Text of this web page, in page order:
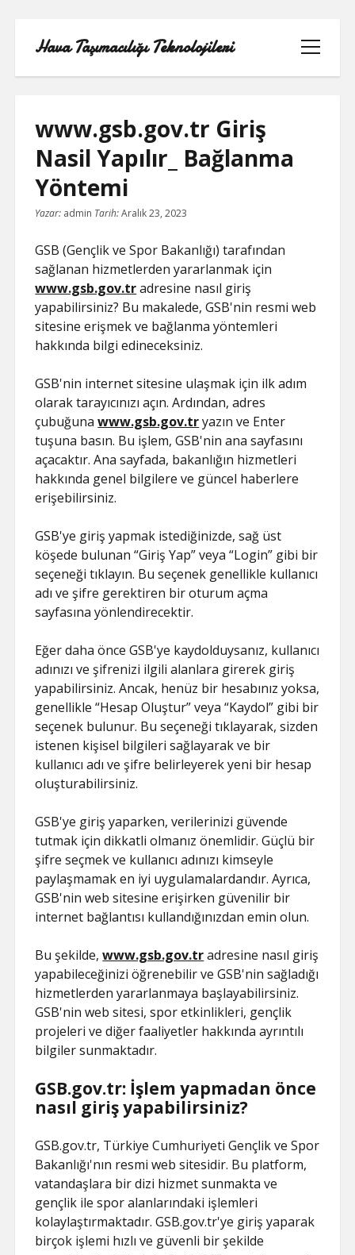
Hava Taşımacılığı Teknolojileri
menüyü
aç
LINKEDIN BEĞENI ATMA HILESI
SAYFA LISTESI
TWITTER GIZLI PORNOLAR
ÜCRETSIZ ŞIFRESIZ YOUTUBE BEĞENI
www.gsb.gov.tr Giriş
Nasil Yapılır_ Bağlanma
Yöntemi
Yazar: admin Tarih:Aralık 23, 2023
GSB (Gençlik ve Spor Bakanlığı) tarafından
sağlanan hizmetlerden yararlanmak için
www.gsb.gov.tradresine nasıl giriş
yapabilirsiniz? Bu makalede, GSB'nin resmi web
sitesine erişmek ve bağlanma yöntemleri
hakkında bilgi edineceksiniz.
GSB'nin internet sitesine ulaşmak için ilk adım
olarak tarayıcınızı açın. Ardından, adres
çubuğunawww.gsb.gov.tryazın ve Enter
tuşuna basın. Bu işlem, GSB'nin ana sayfasını
açacaktır. Ana sayfada, bakanlığın hizmetleri
hakkında genel bilgilere ve güncel haberlere
erişebilirsiniz.
GSB'ye giriş yapmak istediğinizde, sağ üst
köşede bulunan “Giriş Yap” veya “Login” gibi bir
seçeneği tıklayın. Bu seçenek genellikle kullanıcı
adı ve şifre gerektiren bir oturum açma
sayfasına yönlendirecektir.
Eğer daha önce GSB'ye kaydolduysanız, kullanıcı
adınızı ve şifrenizi ilgili alanlara girerek giriş
yapabilirsiniz. Ancak, henüz bir hesabınız yoksa,
genellikle “Hesap Oluştur” veya “Kaydol” gibi bir
seçenek bulunur. Bu seçeneği tıklayarak, sizden
istenen kişisel bilgileri sağlayarak ve bir
kullanıcı adı ve şifre belirleyerek yeni bir hesap
oluşturabilirsiniz.
GSB'ye giriş yaparken, verilerinizi güvende
tutmak için dikkatli olmanız önemlidir. Güçlü bir
şifre seçmek ve kullanıcı adınızı kimseyle
paylaşmamak en iyi uygulamalardandır. Ayrıca,
GSB'nin web sitesine erişirken güvenilir bir
internet bağlantısı kullandığınızdan emin olun.
Bu şekilde,www.gsb.gov.tradresine nasıl giriş
yapabileceğinizi öğrenebilir ve GSB'nin sağladığı
hizmetlerden yararlanmaya başlayabilirsiniz.
GSB'nin web sitesi, spor etkinlikleri, gençlik
projeleri ve diğer faaliyetler hakkında ayrıntılı
bilgiler sunmaktadır.
GSB.gov.tr: İşlem yapmadan önce
nasıl giriş yapabilirsiniz?
GSB.gov.tr, Türkiye Cumhuriyeti Gençlik ve Spor
Bakanlığı'nın resmi web sitesidir. Bu platform,
vatandaşlara bir dizi hizmet sunmakta ve
gençlik ile spor alanlarındaki işlemleri
kolaylaştırmaktadır. GSB.gov.tr'ye giriş yaparak
birçok işlemi hızlı ve güvenli bir şekilde